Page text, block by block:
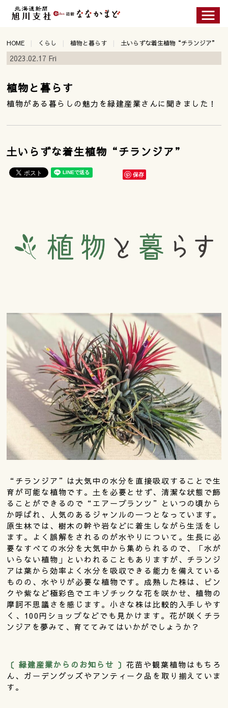
HOME くらし 植物と暮らす 土いらずな着生植物“チランジア”
2023.02.17 Fri
植物と暮らす
植物がある暮らしの魅力を緑建産業さんに聞きました！
土いらずな着生植物“チランジア”
保存
“チランジア”は大気中の水分を直接吸収することで生
育が可能な植物です。土を必要とせず、清潔な状態で飾
ることができるので“エアープランツ”といつの頃から
か呼ばれ、人気のあるジャンルの一つとなっています。
原生林では、樹木の幹や岩などに着生しながら生活をし
ます。よく誤解をされるのが水やりについて。生長に必
要なすべての水分を大気中から集められるので、「水が
いらない植物」といわれることもありますが、チランジ
アは葉から効率よく水分を吸収できる能力を備えている
ものの、水やりが必要な植物です。成熟した株は、ピン
クや紫など極彩色でエキゾチックな花を咲かせ、植物の
摩訶不思議さを感じます。小さな株は比較的入手しやす
く、100円ショップなどでも見かけます。花が咲くチラ
ンジアを夢みて、育ててみてはいかがでしょうか？
〔 緑建産業からのお知らせ 〕花苗や観葉植物はもちろ
ん、ガーデングッズやアンティーク品を取り揃えていま
す。